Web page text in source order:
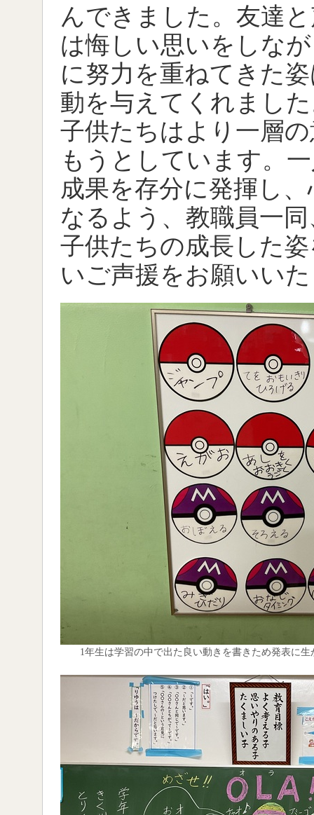
んできました。友達
は悔しい思いをしな
に努力を重ねてきた
動を与えてくれまし
子供たちはより一層
もうとしています。
成果を存分に発揮し
なるよう、教職員一
子供たちの成長した
いご声援をお願いい
1年生は学習の中で出た良い動きを書きため発表に